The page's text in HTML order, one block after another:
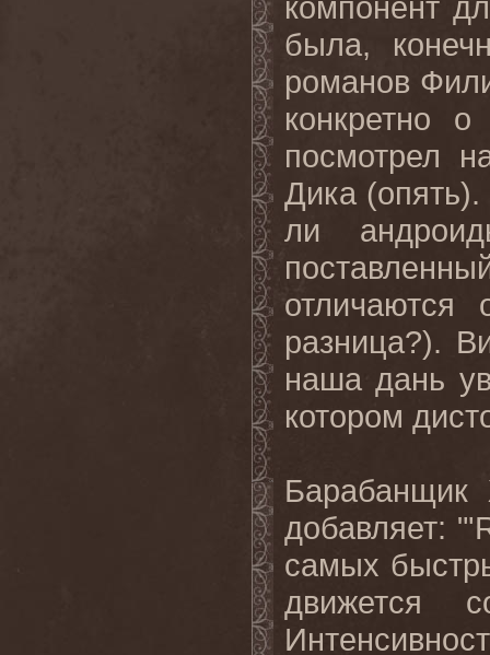
была,
романов
конкретно
посмотрел
Дика (опять).
ли
разница?).
наша дань
котором
добавляет:
самых
движется